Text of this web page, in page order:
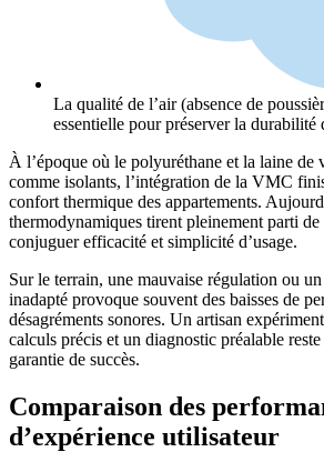
La qualité de l’air (absence de
essentielle pour préserver la durabilité
À l’époque où le polyuréthane et la laine de
comme isolants, l’intégration de la VMC
confort thermique des appartements.
thermodynamiques tirent pleinement parti de
conjuguer efficacité et simplicité d’usage.
Sur le terrain, une mauvaise régulation ou
inadapté provoque souvent des baisses de
désagréments sonores. Un artisan
calculs précis et un diagnostic préalable
garantie de succès.
Comparaison des
d’expérience utilisateur